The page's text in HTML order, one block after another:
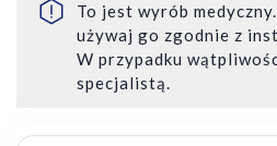
To jest wyrób
używaj go zgodnie z
W przypadku
specjalistą.